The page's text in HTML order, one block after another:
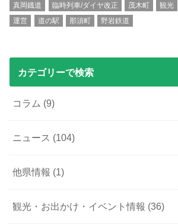
真岡鐡道
臨時列車/ダイヤ改正 茂木町 観光
運営
道の駅 那須町 野岩鉄道
カテゴリーで検索
コラム (9)
ニュース (104)
他県情報 (1)
観光・お出かけ・イベント情報 (36)